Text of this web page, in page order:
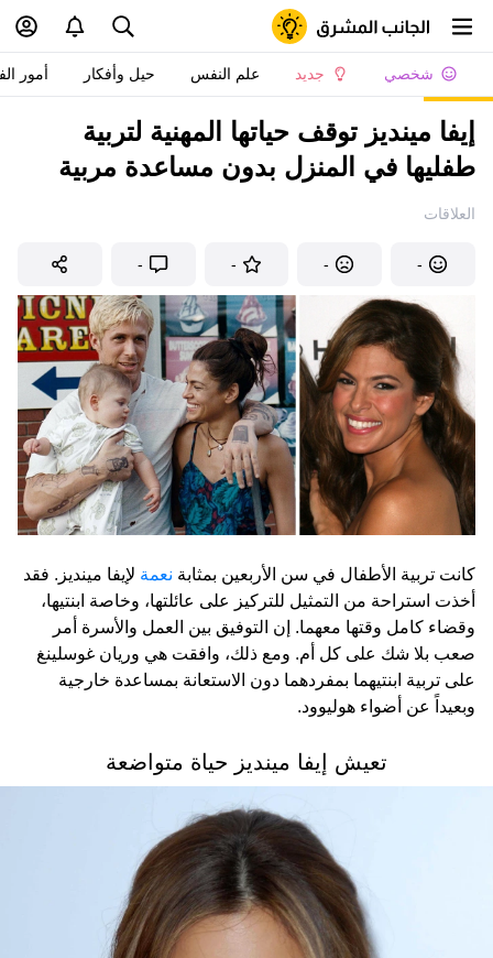
شخصي جديد علم النفس حيل وأفكار أمور
إيفا مينديز توقف حياتها المهنية لتربية
طفليها في المنزل بدون مساعدة مربية
العلاقات
-
-
-
-
كانت تربية الأطفال في سن الأربعين بمثابة نعمة لإيفا مينديز. فقد
أخذت استراحة من التمثيل للتركيز على عائلتها، وخاصة ابنتيها،
وقضاء كامل وقتها معهما. إن التوفيق بين العمل والأسرة أمر
صعب بلا شك على كل أم. ومع ذلك، وافقت هي وريان غوسلينغ
على تربية ابنتيهما بمفردهما دون الاستعانة بمساعدة خارجية
وبعيداً عن أضواء هوليوود.
تعيش إيفا مينديز حياة متواضعة